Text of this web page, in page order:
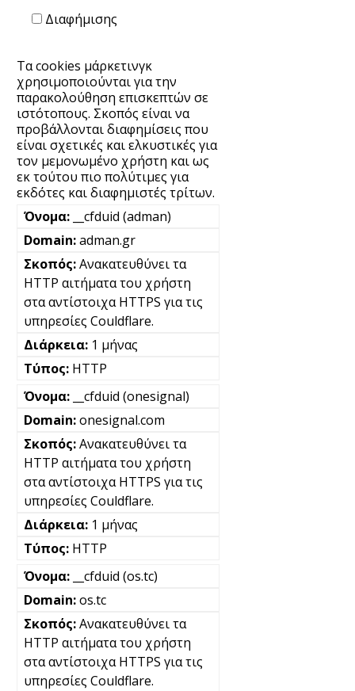
Διαφήμισης
Τα cookies μάρκετινγκ
χρησιμοποιούνται για την
παρακολούθηση επισκεπτών σε
ιστότοπους. Σκοπός είναι να
προβάλλονται διαφημίσεις που
είναι σχετικές και ελκυστικές για
τον μεμονωμένο χρήστη και ως
εκ τούτου πιο πολύτιμες για
εκδότες και διαφημιστές τρίτων.
__cfduid (adman)
adman.gr
Ανακατευθύνει τα
HTTP αιτήματα του χρήστη
στα αντίστοιχα HTTPS για τις
υπηρεσίες Couldflare.
1 μήνας
HTTP
__cfduid (onesignal)
onesignal.com
Ανακατευθύνει τα
HTTP αιτήματα του χρήστη
στα αντίστοιχα HTTPS για τις
υπηρεσίες Couldflare.
1 μήνας
HTTP
__cfduid (os.tc)
os.tc
Ανακατευθύνει τα
HTTP αιτήματα του χρήστη
στα αντίστοιχα HTTPS για τις
υπηρεσίες Couldflare.